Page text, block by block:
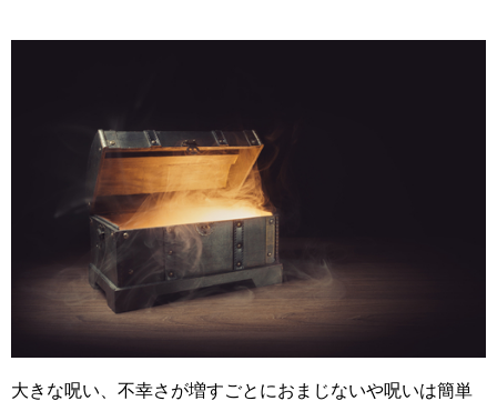
大きな呪い、不幸さが増すごとにおまじないや呪いは簡単